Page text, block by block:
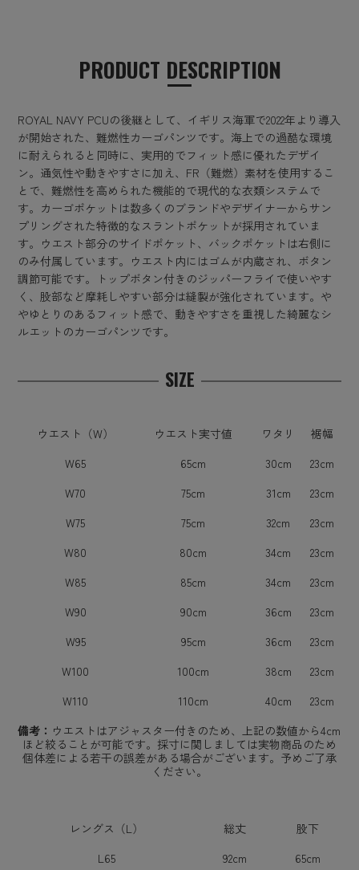
PRODUCT DESCRIPTION
ROYAL NAVY PCUの後継として、イギリス海軍で2022年より導入
が開始された、難燃性カーゴパンツです。海上での過酷な環境
に耐えられると同時に、実用的でフィット感に優れたデザイ
ン。通気性や動きやすさに加え、FR（難燃）素材を使用するこ
とで、難燃性を高められた機能的で現代的な衣類システムで
す。カーゴポケットは数多くのブランドやデザイナーからサン
プリングされた特徴的なスラントポケットが採用されていま
す。ウエスト部分のサイドポケット、バックポケットは右側に
のみ付属しています。ウエスト内にはゴムが内蔵され、ボタン
調節可能です。トップボタン付きのジッパーフライで使いやす
く、股部など摩耗しやすい部分は縫製が強化されています。や
やゆとりのあるフィット感で、動きやすさを重視した綺麗なシ
ルエットのカーゴパンツです。
SIZE
ウエスト（W） ウエスト実寸値 ワタリ
裾幅
W65
65cm 30cm
23cm
W70
75cm 31cm
23cm
W75
75cm 32cm
23cm
W80
80cm 34cm
23cm
W85
85cm 34cm
23cm
W90
90cm 36cm
23cm
W95
95cm 36cm
23cm
W100
100cm 38cm
23cm
W110
110cm 40cm
23cm
備考： ウエストはアジャスター付きのため、上記の数値から4cm
ほど絞ることが可能です。採寸に関しましては実物商品のため
個体差による若干の誤差がある場合がございます。予めご了承
ください。
レングス（L） 総丈
股下
L65
92cm 65cm